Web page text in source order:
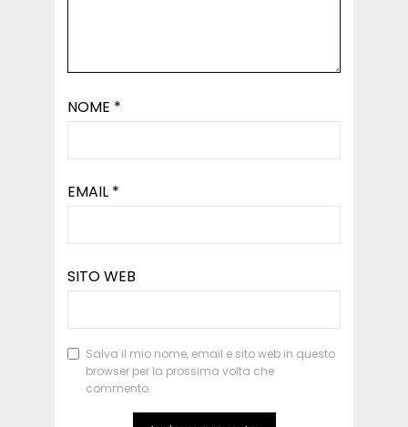
NOME *
EMAIL *
SITO WEB
Salva il mio nome, email e sito web in questo
browser per la prossima volta che
commento.